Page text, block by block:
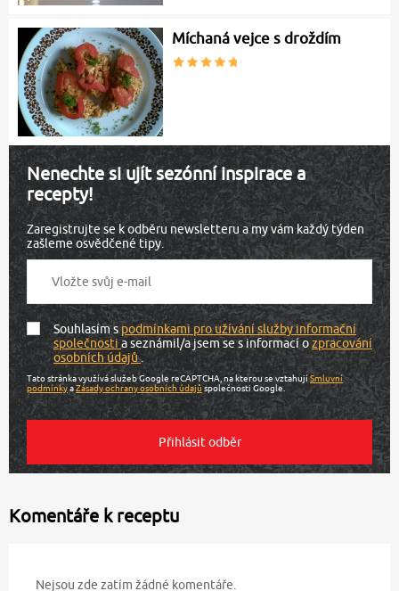
Míchaná vejce s droždím
Nenechte si ujít sezónní inspirace a
recepty!
Zaregistrujte se k odběru newsletteru a my vám každý týden
zašleme osvědčené tipy.
Souhlasím spodmínkami pro užívání služby informační
společnostia seznámil/a jsem se s informací ozpracování
osobních údajů.
Tato stránka využívá služeb Google reCAPTCHA, na kterou se vztahujíSmluvní
podmínkyaZásady ochrany osobních údajů společnosti Google.
Komentáře k receptu
Nejsou zde zatím žádné komentáře.